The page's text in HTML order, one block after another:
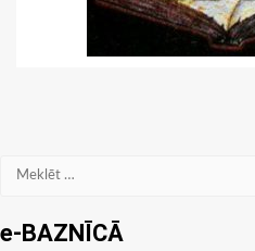
Meklēt:
e-BAZNĪCĀ